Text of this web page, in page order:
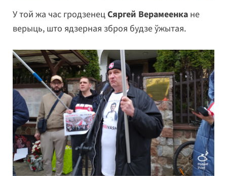
У той жа час гродзенецСяргей Верамеенка не
верыць, што ядзерная зброя будзе ўжытая.